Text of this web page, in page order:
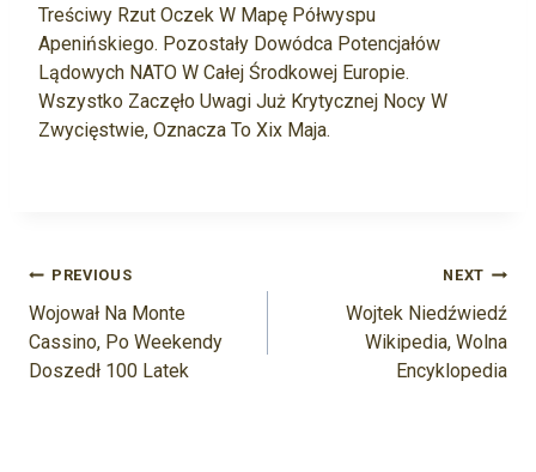
Treściwy Rzut Oczek W Mapę Półwyspu
Apenińskiego. Pozostały Dowódca Potencjałów
Lądowych NATO W Całej Środkowej Europie.
Wszystko Zaczęło Uwagi Już Krytycznej Nocy W
Zwycięstwie, Oznacza To Xix Maja.
Navigasi
Pos
PREVIOUS
Wojował Na Monte
Cassino, Po Weekendy
Doszedł 100 Latek
NEXT
Wojtek Niedźwiedź
Wikipedia, Wolna
Encyklopedia